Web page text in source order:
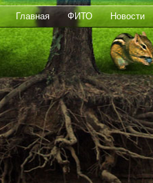
Главная ФИТО Новости